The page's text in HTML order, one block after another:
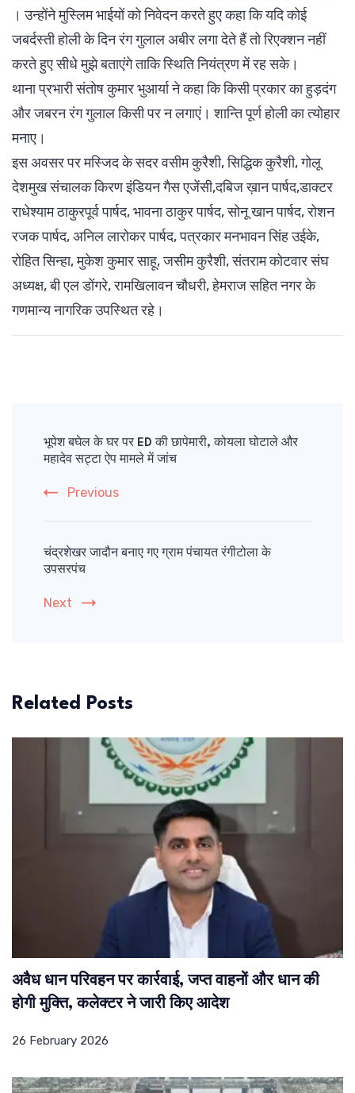
। उन्होंने मुस्लिम भाईयों को निवेदन करते हुए कहा कि यदि कोई
जबर्दस्ती होली के दिन रंग गुलाल अबीर लगा देते हैं तो रिएक्शन नहीं
करते हुए सीधे मुझे बताएंगे ताकि स्थिति नियंत्रण में रह सके।
थाना प्रभारी संतोष कुमार भुआर्या ने कहा कि किसी प्रकार का हुड़दंग
और जबरन रंग गुलाल किसी पर न लगाएं। शान्ति पूर्ण होली का त्योहार
मनाए।
इस अवसर पर मस्जिद के सदर वसीम कुरैशी, सिद्धिक कुरैशी, गोलू
देशमुख संचालक किरण इंडियन गैस एजेंसी,दबिज ख़ान पार्षद,डाक्टर
राधेश्याम ठाकुरपूर्व पार्षद, भावना ठाकुर पार्षद, सोनू खान पार्षद, रोशन
रजक पार्षद, अनिल लारोकर पार्षद, पत्रकार मनभावन सिंह उईके,
रोहित सिन्हा, मुकेश कुमार साहू, जसीम कुरैशी, संतराम कोटवार संघ
अध्यक्ष, बी एल डोंगरे, रामखिलावन चौधरी, हेमराज सहित नगर के
गणमान्य नागरिक उपस्थित रहे।
Navigation
भूपेश बघेल के घर पर ED की छापेमारी, कोयला घोटाले और
महादेव सट्टा ऐप मामले में जांच
Previous
चंद्रशेखर जादौन बनाए गए ग्राम पंचायत रंगीटोला के
उपसरपंच
Next
Related Posts
अवैध धान परिवहन पर कार्रवाई, जप्त वाहनों और धान की
होगी मुक्ति, कलेक्टर ने जारी किए आदेश
26 February 2026